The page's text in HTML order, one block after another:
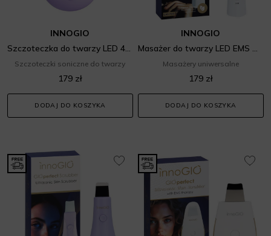
INNOGIO
Szczoteczka do twarzy LED 4 w 1 GIO-715
Szczoteczki soniczne do twarzy
179 zł
DODAJ DO KOSZYKA
INNOGIO
Masażer do twarzy LED EMS GIO-720
Masażery uniwersalne
179 zł
DODAJ DO KOSZYKA